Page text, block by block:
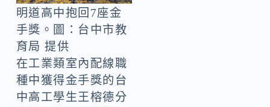
明道高中抱回7座金
手獎。圖：台中市教
育局 提供
在工業類室內配線職
種中獲得金手獎的台
中高工學生王榕德分